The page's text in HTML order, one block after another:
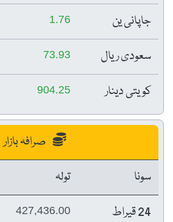
جاپانی ین 1.76
سعودی ریال 73.93
کویتی دینار 904.25
صرافہ بازار
سونا
تولہ
24 قیراط
427,436.00